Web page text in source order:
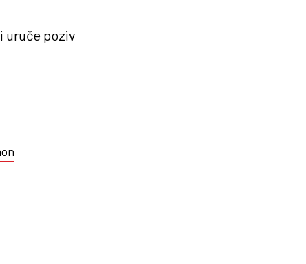
uruče poziv